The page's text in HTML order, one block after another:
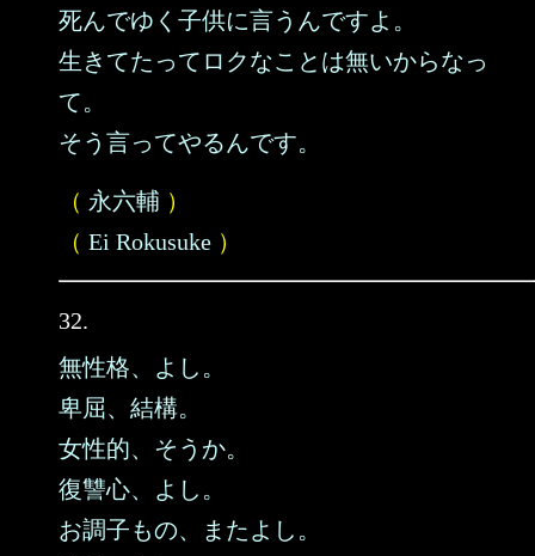
死んでゆく子供に言うんですよ。
生きてたってロクなことは無いからなっ
て。
そう言ってやるんです。
（ 永六輔 ）
（ Ei Rokusuke ）
32.
無性格、よし。
卑屈、結構。
女性的、そうか。
復讐心、よし。
お調子もの、またよし。